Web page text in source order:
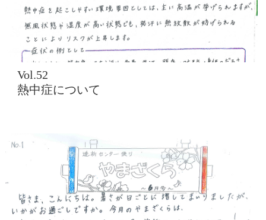
Vol.52
熱中症について